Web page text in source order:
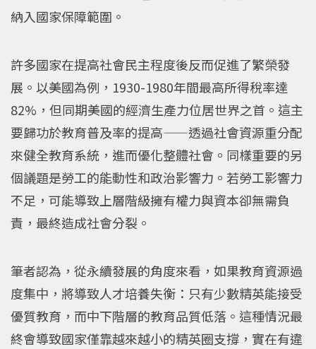
納入國家保障範圍。
許多國家在提高社會民主程度後反而促進了繁榮發
展。以美國為例，1930-1980年間最高所得稅率達
82%，但同期美國的經濟生產力位居世界之首。這主
要歸功於教育普及率的提高——透過社會資源重分配
來健全教育系統，進而優化整體社會。同樣重要的另
個議題是勞工的能動性和政治影響力。若勞工影響力
不足，可能導致上層階級擁有權力與資本卻無需負
責，最終造成社會分裂。
筆者認為，從永續發展的角度來看，如果教育資源過
度集中，將導致人才培養失衡：只有少數精英能接受
優質教育，而中下階層的教育品質低落。這種情況最
終會導致國家僅靠越來越小的精英圈支撐，實在有違